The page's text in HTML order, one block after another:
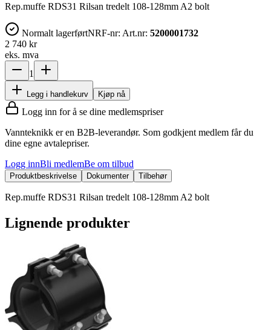
Rep.muffe RDS31 Rilsan tredelt 108-128mm A2 bolt
Normalt lagerførtNRF-nr: Art.nr: 5200001732
2 740 kr
eks. mva
1
Legg i handlekurv Kjøp nå
Logg inn for å se dine medlemspriser
Vannteknikk er en B2B-leverandør. Som godkjent medlem får du
dine egne avtalepriser.
Logg innBli medlemBe om tilbud
Produktbeskrivelse Dokumenter Tilbehør
Rep.muffe RDS31 Rilsan tredelt 108-128mm A2 bolt
Lignende produkter